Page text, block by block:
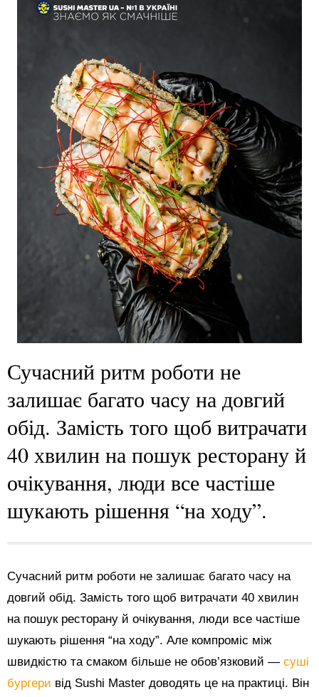
Сучасний ритм роботи не
залишає багато часу на довгий
обід. Замість того щоб витрачати
40 хвилин на пошук ресторану й
очікування, люди все частіше
шукають рішення “на ходу”.
Сучасний ритм роботи не залишає багато часу на
довгий обід. Замість того щоб витрачати 40 хвилин
на пошук ресторану й очікування, люди все частіше
шукають рішення “на ходу”. Але компроміс між
швидкістю та смаком більше не обов’язковий — суші
бургери від Sushi Master доводять це на практиці. Він